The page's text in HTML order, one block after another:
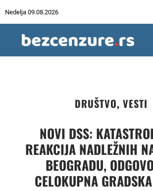
Nedelja 09.08.2026
DRUŠTVO, VESTI
NOVI DSS:
REAKCIJA NADLEŽNIH
BEOGRADU,
CELOKUPNA